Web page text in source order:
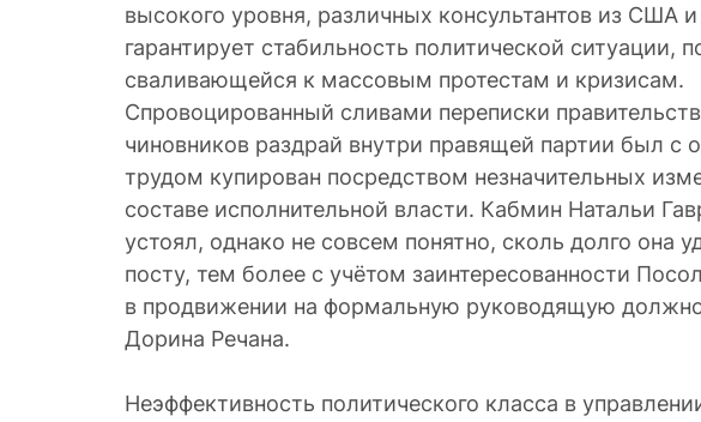
высокого уровня, различных консультантов из США
гарантирует стабильность политической ситуации,
сваливающейся к массовым протестам и кризисам.
Спровоцированный сливами переписки
чиновников раздрай внутри правящей партии был с
трудом купирован посредством незначительных
составе исполнительной власти. Кабмин Натальи
устоял, однако не совсем понятно, сколь долго она
посту, тем более с учётом заинтересованности
в продвижении на формальную руководящую
Дорина Речана.
Неэффективность политического класса в